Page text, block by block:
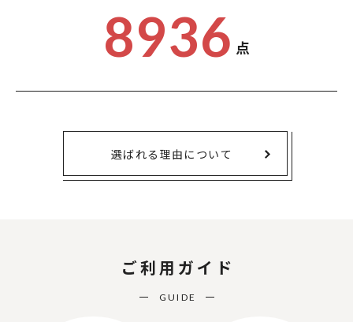
8936 点
選ばれる理由について
ご利用ガイド
GUIDE